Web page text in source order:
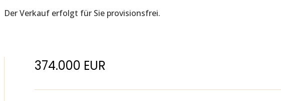
Der Verkauf erfolgt für Sie provisionsfrei.
374.000 EUR